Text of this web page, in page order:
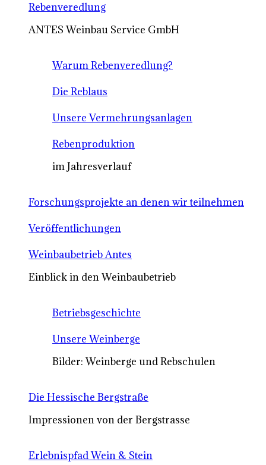
Rebenveredlung
ANTES Weinbau Service GmbH
Warum Rebenveredlung?
Die Reblaus
Unsere Vermehrungsanlagen
Rebenproduktion
im Jahresverlauf
Forschungsprojekte an denen wir teilnehmen
Veröffentlichungen
Weinbaubetrieb Antes
Einblick in den Weinbaubetrieb
Betriebsgeschichte
Unsere Weinberge
Bilder: Weinberge und Rebschulen
Die Hessische Bergstraße
Impressionen von der Bergstrasse
Erlebnispfad Wein & Stein